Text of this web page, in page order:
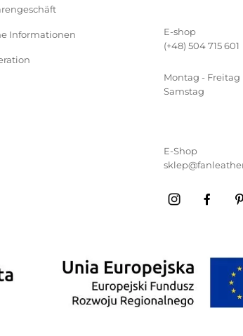
Informationen
E-shop
(+48) 504 715 601
Montag - Freitag
Samstag
E-Shop